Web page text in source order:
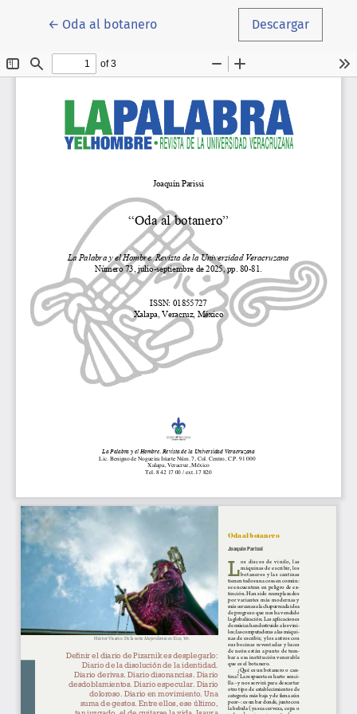
← Volver a los detalles del artículo
Oda al botanero Descargar